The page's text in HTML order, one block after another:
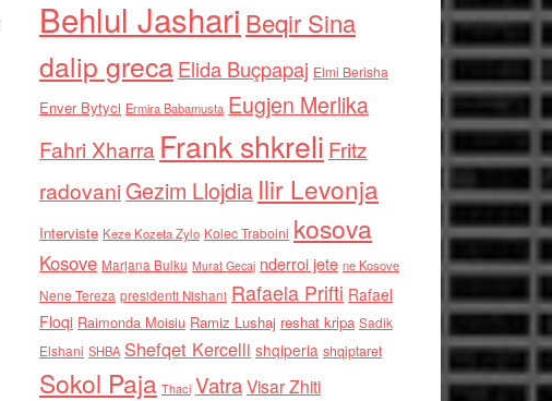
Behlul Jashari Beqir Sina
dalip grecaElida Buçpapaj Elmi Berisha
Enver Bytyci Ermira Babamusta Eugjen Merlika
Fahri Xharra Frank shkreli Fritz
radovaniGezim Llojdia Ilir Levonja
Interviste Keze Kozeta Zylo Kolec Traboini kosova
Kosove Marjana Bulku Murat Gecaj nderroi jete ne Kosove
Nene Tereza presidenti Nishani Rafaela Prifti Rafael
Floqi Raimonda Moisiu Ramiz Lushaj reshat kripa Sadik
Elshani SHBA Shefqet Kercelli shqiperia shqiptaret
Sokol Paja Thaci VatraVisar Zhiti